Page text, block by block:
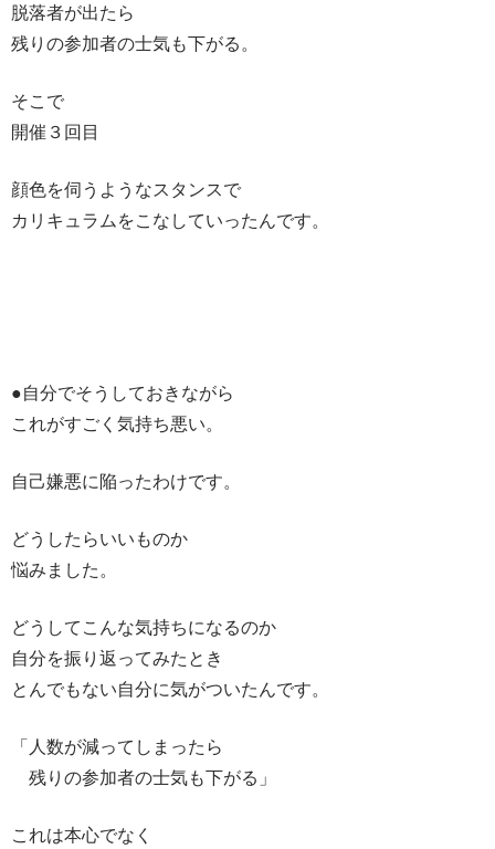
脱落者が出たら
残りの参加者の士気も下がる。
そこで
開催３回目
顔色を伺うようなスタンスで
カリキュラムをこなしていったんです。
●自分でそうしておきながら
これがすごく気持ち悪い。
自己嫌悪に陥ったわけです。
どうしたらいいものか
悩みました。
どうしてこんな気持ちになるのか
自分を振り返ってみたとき
とんでもない自分に気がついたんです。
「人数が減ってしまったら
残りの参加者の士気も下がる」
これは本心でなく